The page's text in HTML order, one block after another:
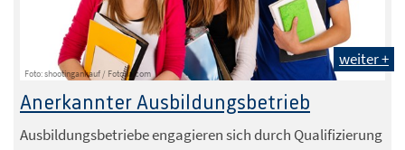
Foto: shootingankauf / Fotolia.com
weiter +
Anerkannter Ausbildungsbetrieb
Ausbildungsbetriebe engagieren sich durch Qualifizierung